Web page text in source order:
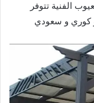
والعيوب الفنية تتوفر